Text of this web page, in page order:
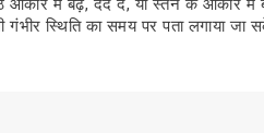
गंभीर स्थिति का समय पर पता लगाया जा